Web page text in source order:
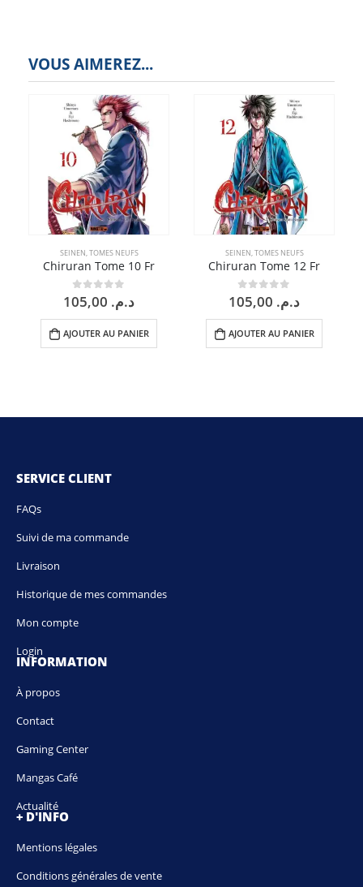
VOUS AIMEREZ...
SEINEN,TOMES NEUFS
Chiruran Tome 10 Fr
0sur 5د.م.
AJOUTER AU PANIER
SEINEN,TOMES NEUFS
Chiruran Tome 12 Fr
0sur 5د.م.
AJOUTER AU PANIER
SERVICE CLIENT
FAQs
Suivi de ma commande
Livraison
Historique de mes commandes
Mon compte
Login
INFORMATION
À propos
Contact
Gaming Center
Mangas Café
Actualité
+ D'INFO
Mentions légales
Conditions générales de vente